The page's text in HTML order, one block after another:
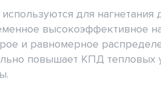
используются для нагнетания
высокоэффективное
и равномерное
повышает КПД тепловых